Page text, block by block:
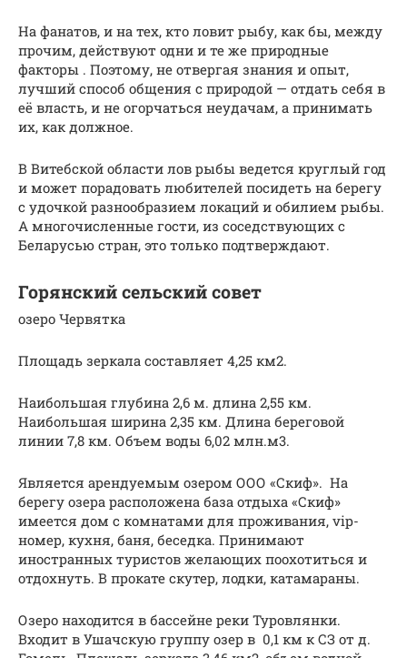
На фанатов, и на тех, кто ловит рыбу, как бы, между
прочим, действуют одни и те же природные
факторы . Поэтому, не отвергая знания и опыт,
лучший способ общения с природой — отдать себя в
её власть, и не огорчаться неудачам, а принимать
их, как должное.
В Витебской области лов рыбы ведется круглый год
и может порадовать любителей посидеть на берегу
с удочкой разнообразием локаций и обилием рыбы.
А многочисленные гости, из соседствующих с
Беларусью стран, это только подтверждают.
Горянский сельский совет
озеро Червятка
Площадь зеркала составляет 4,25 км2.
Наибольшая глубина 2,6 м. длина 2,55 км.
Наибольшая ширина 2,35 км. Длина береговой
линии 7,8 км. Объем воды 6,02 млн.м3.
Является арендуемым озером ООО «Скиф». На
берегу озера расположена база отдыха «Скиф»
имеется дом с комнатами для проживания, vip-
номер, кухня, баня, беседка. Принимают
иностранных туристов желающих поохотиться и
отдохнуть. В прокате скутер, лодки, катамараны.
Озеро находится в бассейне реки Туровлянки.
Входит в Ушачскую группу озер в 0,1 км к СЗ от д.